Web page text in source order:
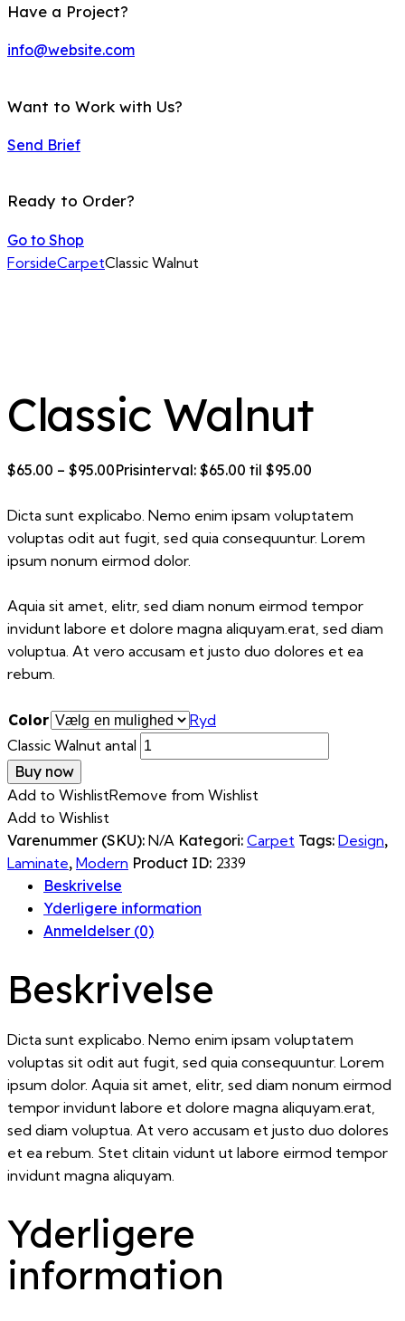
Have a Project?
info@website.com
Want to Work with Us?
Send Brief
Ready to Order?
Go to Shop
ForsideCarpetClassic Walnut
Classic Walnut
$65.00 – $95.00Prisinterval: $65.00 til $95.00
Dicta sunt explicabo. Nemo enim ipsam voluptatem
voluptas odit aut fugit, sed quia consequuntur. Lorem
ipsum nonum eirmod dolor.
Aquia sit amet, elitr, sed diam nonum eirmod tempor
invidunt labore et dolore magna aliquyam.erat, sed diam
voluptua. At vero accusam et justo duo dolores et ea
rebum.
Color
Ryd
Classic Walnut antal
Buy now
Add to WishlistRemove from Wishlist
Add to Wishlist
Varenummer (SKU): N/A Kategori: Carpet Tags: Design,
Laminate, Modern Product ID: 2339
Beskrivelse
Yderligere information
Anmeldelser (0)
Beskrivelse
Dicta sunt explicabo. Nemo enim ipsam voluptatem
voluptas sit odit aut fugit, sed quia consequuntur. Lorem
ipsum dolor. Aquia sit amet, elitr, sed diam nonum eirmod
tempor invidunt labore et dolore magna aliquyam.erat,
sed diam voluptua. At vero accusam et justo duo dolores
et ea rebum. Stet clitain vidunt ut labore eirmod tempor
invidunt magna aliquyam.
Yderligere
information